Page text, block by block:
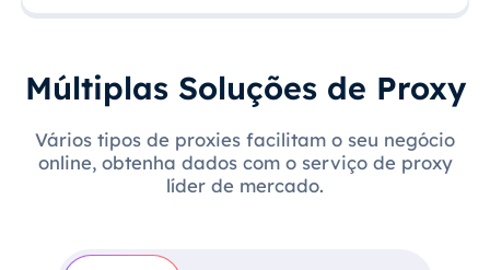
Múltiplas Soluções de Proxy
Vários tipos de proxies facilitam o seu negócio
online, obtenha dados com o serviço de proxy
líder de mercado.